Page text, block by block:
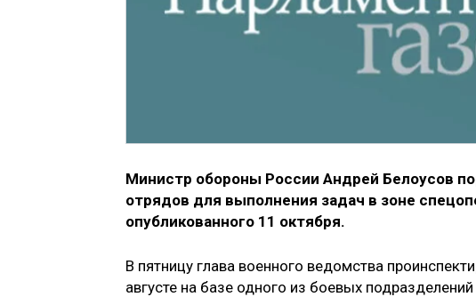
Министр обороны России Андрей Белоусов
отрядов для выполнения задач в зоне
опубликованного 11 октября.
В пятницу глава военного ведомства
августе на базе одного из боевых